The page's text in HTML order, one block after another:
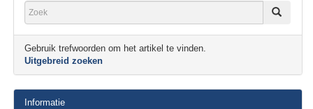
Gebruik trefwoorden om het artikel te vinden.
Uitgebreid zoeken
Informatie